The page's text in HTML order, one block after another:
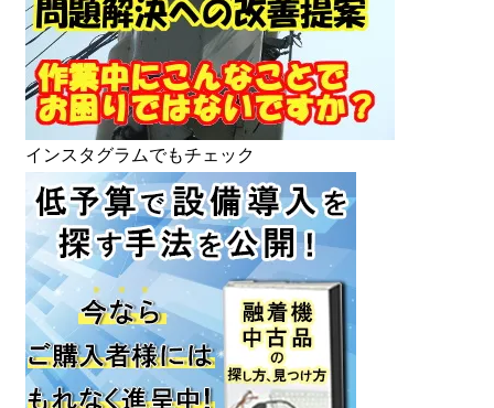
インスタグラムでもチェック